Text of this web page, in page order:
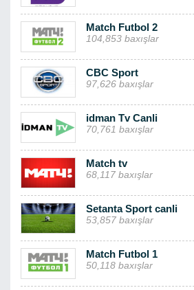
Match Futbol 2
104,853 baxışlar
CBC Sport
97,626 baxışlar
idman Tv Canli
70,761 baxışlar
Match tv
68,117 baxışlar
Setanta Sport canli
53,857 baxışlar
Match Futbol 1
50,118 baxışlar